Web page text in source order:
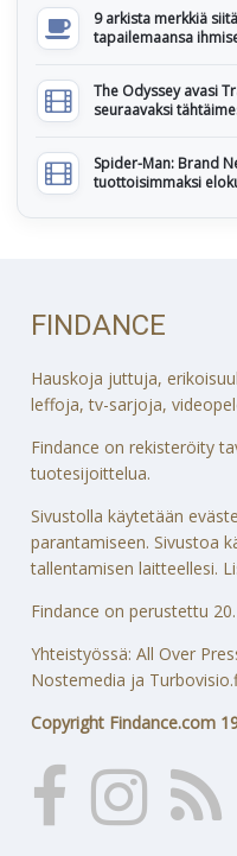
9 arkista merkkiä
tapailemaansa
The Odyssey avasi
seuraavaksi
Spider-Man: Brand
tuottoisimmaksi
FINDANCE
Hauskoja juttuja,
leffoja, tv-sarjoja,
Findance on rekisteröity
tuotesijoittelua.
Sivustolla käytetään
parantamiseen. Sivustoa
tallentamisen laitteellesi.
Findance on perustettu
Yhteistyössä: All Over
Nostemedia ja
Copyright Findance.com